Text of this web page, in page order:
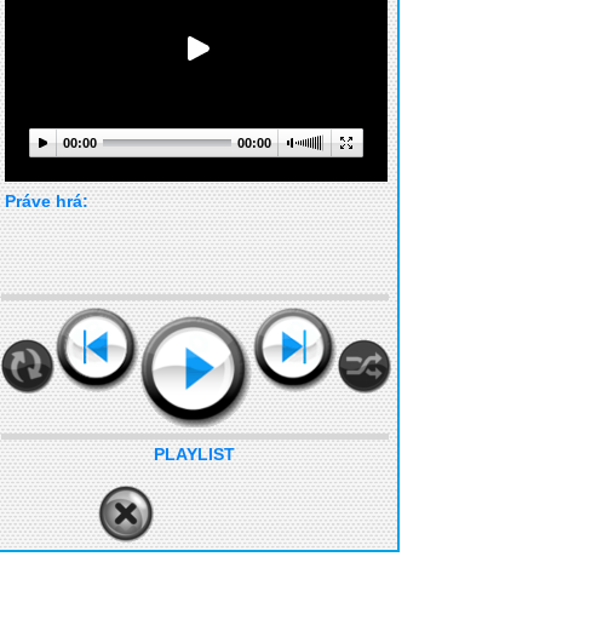
00:00 00:00
Práve hrá:
PLAYLIST